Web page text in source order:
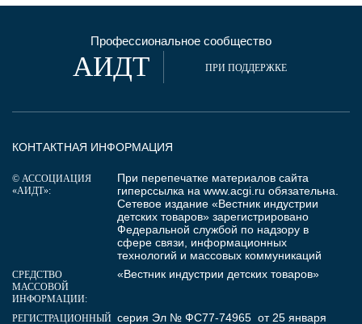
Профессиональное сообщество
АИДТ ПРИ ПОДДЕРЖКЕ
КОНТАКТНАЯ ИНФОРМАЦИЯ
© АССОЦИАЦИЯ
«АИДТ»:
При перепечатке материалов сайта
гиперссылка на www.acgi.ru обязательна.
Сетевое издание «Вестник индустрии
детских товаров» зарегистрировано
Федеральной службой по надзору в
сфере связи, информационных
технологий и массовых коммуникаций
СРЕДСТВО
МАССОВОЙ
ИНФОРМАЦИИ:
«Вестник индустрии детских товаров»
РЕГИСТРАЦИОННЫЙ серия Эл № ФС77-74965 от 25 января